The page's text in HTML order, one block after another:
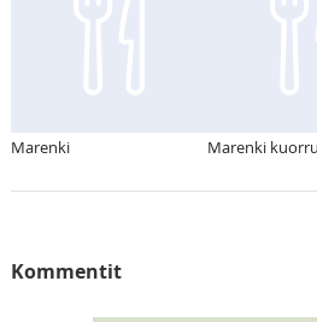
Marenki Marenki
Kommentit